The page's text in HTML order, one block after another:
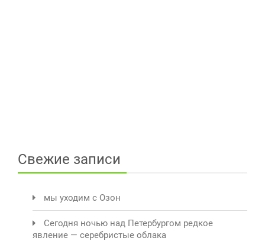
Свежие записи
мы уходим с Озон
Сегодня ночью над Петербургом редкое
явление — серебристые облака